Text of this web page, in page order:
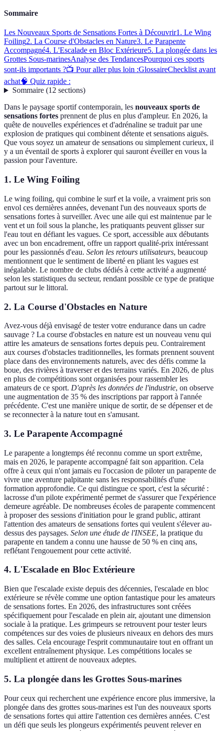
Sommaire
Les Nouveaux Sports de Sensations Fortes à Découvrir1. Le Wing
Foiling2. La Course d'Obstacles en Nature3. Le Parapente
Accompagné4. L'Escalade en Bloc Extérieure5. La plongée dans les
Grottes Sous-marinesAnalyse des TendancesPourquoi ces sports
sont-ils importants ?📺 Pour aller plus loin :GlossaireChecklist avant
achat🧠 Quiz rapide :
Sommaire(12 sections)
Dans le paysage sportif contemporain, les nouveaux sports de
sensations fortes prennent de plus en plus d'ampleur. En 2026, la
quête de nouvelles expériences et d'adrénaline se traduit par une
explosion de pratiques qui combinent détente et sensations aiguës.
Que vous soyez un amateur de sensations ou simplement curieux, il
y a un éventail de sports à explorer qui sauront éveiller en vous la
passion pour l'aventure.
1. Le Wing Foiling
Le wing foiling, qui combine le surf et la voile, a vraiment pris son
envol ces dernières années, devenant l'un des nouveaux sports de
sensations fortes à surveiller. Avec une aile qui est maintenue par le
vent et un foil sous la planche, les pratiquants peuvent glisser sur
l'eau tout en défiant les vagues. Ce sport, accessible aux débutants
avec un bon encadrement, offre un rapport qualité-prix intéressant
pour les passionnés d'eau. Selon les retours utilisateurs, beaucoup
mentionnent que le sentiment de liberté en pliant les vagues est
inégalable. Le nombre de clubs dédiés à cette activité a augmenté
selon les statistiques du secteur, rendant possible ce type de pratique
partout sur le littoral.
2. La Course d'Obstacles en Nature
Avez-vous déjà envisagé de tester votre endurance dans un cadre
sauvage ? La course d'obstacles en nature est un nouveau venu qui
attire les amateurs de sensations fortes depuis peu. Contrairement
aux courses d'obstacles traditionnelles, les formats prennent souvent
place dans des environnements naturels, avec des défis comme la
boue, des rivières à traverser et des terrains variés. En 2026, de plus
en plus de compétitions sont organisées pour rassembler les
amateurs de ce sport. D'après les données de l'industrie, on observe
une augmentation de 35 % des inscriptions par rapport à l'année
précédente. C'est une manière unique de sortir, de se dépenser et de
se reconnecter à la nature tout en s'amusant.
3. Le Parapente Accompagné
Le parapente a longtemps été reconnu comme un sport extrême,
mais en 2026, le parapente accompagné fait son apparition. Cela
offre à ceux qui n'ont jamais eu l'occasion de piloter un parapente de
vivre une aventure palpitante sans les responsabilités d'une
formation approfondie. Ce qui distingue ce sport, c'est la sécurité :
lacrosse d'un pilote expérimenté permet de s'assurer que l'expérience
demeure agréable. De nombreuses écoles de parapente commencent
à proposer des sessions d'initiation pour le grand public, attirant
l'attention des amateurs de sensations fortes qui veulent s'élever au-
dessus des paysages. Selon une étude de l'INSEE, la pratique du
parapente en tandem a connu une hausse de 50 % en cinq ans,
reflétant l'engouement pour cette activité.
4. L'Escalade en Bloc Extérieure
Bien que l'escalade existe depuis des décennies, l'escalade en bloc
extérieure se révèle comme une option fantastique pour les amateurs
de sensations fortes. En 2026, des infrastructures sont créées
spécifiquement pour l'escalade en plein air, ajoutant une dimension
sociale à la pratique. Les grimpeurs se retrouvent pour tester leurs
compétences sur des voies de plusieurs niveaux en dehors des murs
des salles. Cela encourage l'esprit communautaire tout en offrant un
excellent entraînement physique. Les compétitions locales se
multiplient et attirent de nouveaux adeptes.
5. La plongée dans les Grottes Sous-marines
Pour ceux qui recherchent une expérience encore plus immersive, la
plongée dans des grottes sous-marines est l'un des nouveaux sports
de sensations fortes qui attire l'attention ces dernières années. C'est
un défi que seuls les plongeurs expérimentés peuvent relever en